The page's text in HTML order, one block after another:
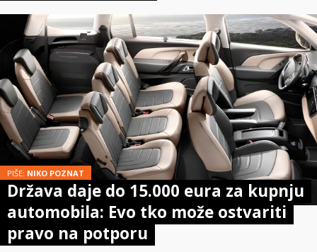
PIŠE: NIKO POZNAT
Država daje do 15.000 eura za kupnju
automobila: Evo tko može ostvariti
pravo na potporu